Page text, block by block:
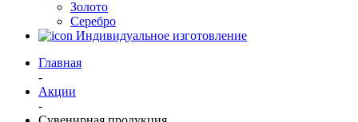
Золото
Серебро
Индивидуальное изготовление
Главная
-
Акции
-